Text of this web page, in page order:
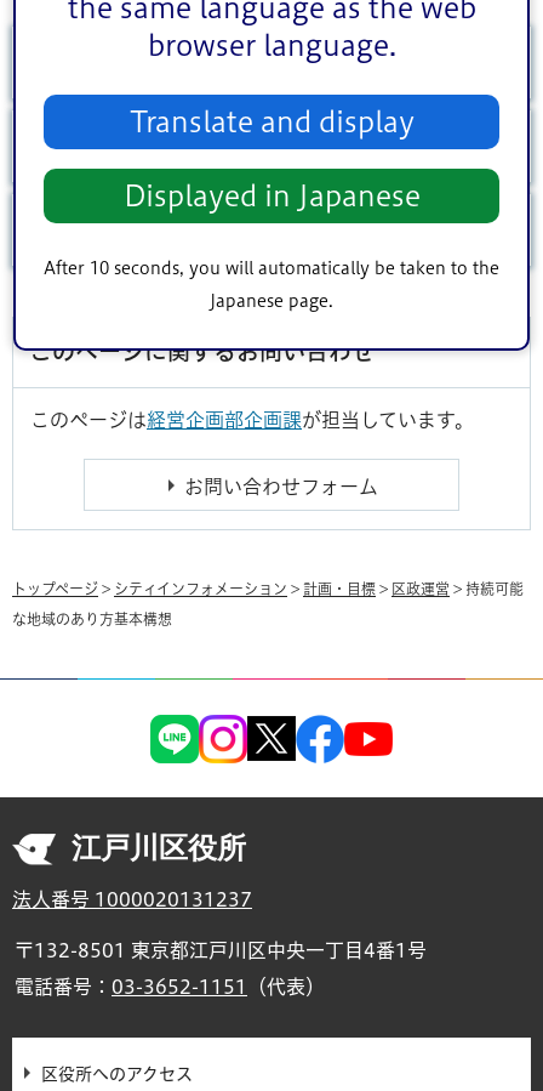
the same language as the web
browser language.
Translate and display
Displayed in Japanese
After 10 seconds, you will automatically be taken to the
Japanese page.
持続可能な地域のあり方懇話会
若者の声を聴く取り組み
意見募集（パブリック・コメント）
このページに関するお問い合わせ
このページは経営企画部企画課が担当しています。
トップページ > シティインフォメーション > 計画・目標 > 区政運営 > 持続可能
な地域のあり方基本構想
江戸川区役所
法人番号 1000020131237
〒132-8501 東京都江戸川区中央一丁目4番1号
電話番号： 03-3652-1151 （代表）
区役所へのアクセス